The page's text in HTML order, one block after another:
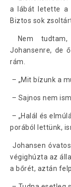
a lábát letette a
Biztos sok
Nem tudtam,
Johansenre, de
rám.
– „Mit bízunk a
– Sajnos nem
– „Halál és
porából lettünk,
Johansen
végighúzta az
a bőrét, aztán